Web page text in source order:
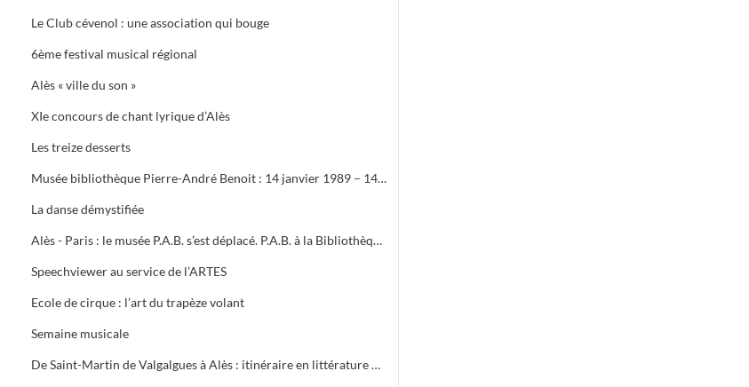
Le Club cévenol : une association qui bouge
6ème festival musical régional
Alès « ville du son »
XIe concours de chant lyrique d’Alès
Les treize desserts
Musée bibliothèque Pierre-André Benoit : 14 janvier 1989 – 14 janvier 1990
La danse démystifiée
Alès - Paris : le musée P.A.B. s’est déplacé. P.A.B. à la Bibliothèque Nationale. Le dépliant du musée P.A.B
Speechviewer au service de l’ARTES
Ecole de cirque : l’art du trapèze volant
Semaine musicale
De Saint-Martin de Valgalgues à Alès : itinéraire en littérature occitane (1968 – 1988)